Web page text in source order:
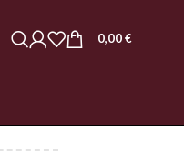
0,00€